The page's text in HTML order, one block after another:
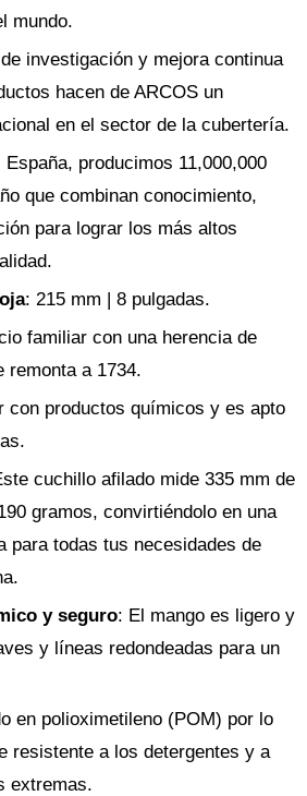
mundo.
investigación y mejora continua
hacen de ARCOS un
en el sector de la cubertería.
España, producimos 11,000,000
que combinan conocimiento,
para lograr los más altos
: 215 mm | 8 pulgadas.
familiar con una herencia de
remonta a 1734.
con productos químicos y es apto
cuchillo afilado mide 335 mm de
gramos, convirtiéndolo en una
para todas tus necesidades de
y seguro: El mango es ligero y
y líneas redondeadas para un
en polioximetileno (POM) por lo
resistente a los detergentes y a
extremas.